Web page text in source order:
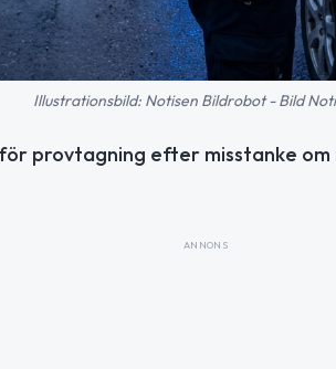
Illustrationsbild: Notisen Bildrobot - Bild
provtagning efter misstanke
ANNONS